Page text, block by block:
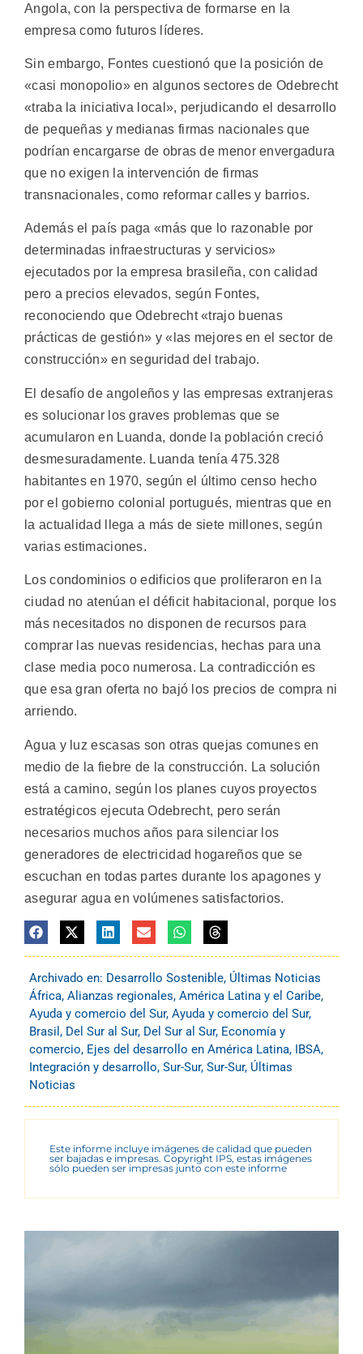
Angola, con la perspectiva de formarse en la
empresa como futuros líderes.
Sin embargo, Fontes cuestionó que la posición de
«casi monopolio» en algunos sectores de Odebrecht
«traba la iniciativa local», perjudicando el desarrollo
de pequeñas y medianas firmas nacionales que
podrían encargarse de obras de menor envergadura
que no exigen la intervención de firmas
transnacionales, como reformar calles y barrios.
Además el país paga «más que lo razonable por
determinadas infraestructuras y servicios»
ejecutados por la empresa brasileña, con calidad
pero a precios elevados, según Fontes,
reconociendo que Odebrecht «trajo buenas
prácticas de gestión» y «las mejores en el sector de
construcción» en seguridad del trabajo.
El desafío de angoleños y las empresas extranjeras
es solucionar los graves problemas que se
acumularon en Luanda, donde la población creció
desmesuradamente. Luanda tenía 475.328
habitantes en 1970, según el último censo hecho
por el gobierno colonial portugués, mientras que en
la actualidad llega a más de siete millones, según
varias estimaciones.
Los condominios o edificios que proliferaron en la
ciudad no atenúan el déficit habitacional, porque los
más necesitados no disponen de recursos para
comprar las nuevas residencias, hechas para una
clase media poco numerosa. La contradicción es
que esa gran oferta no bajó los precios de compra ni
arriendo.
Agua y luz escasas son otras quejas comunes en
medio de la fiebre de la construcción. La solución
está a camino, según los planes cuyos proyectos
estratégicos ejecuta Odebrecht, pero serán
necesarios muchos años para silenciar los
generadores de electricidad hogareños que se
escuchan en todas partes durante los apagones y
asegurar agua en volúmenes satisfactorios.
Archivado en: Desarrollo Sostenible, Últimas Noticias
África, Alianzas regionales, América Latina y el Caribe,
Ayuda y comercio del Sur, Ayuda y comercio del Sur,
Brasil , Del Sur al Sur, Del Sur al Sur, Economía y
comercio, Ejes del desarrollo en América Latina, IBSA,
Integración y desarrollo, Sur-Sur, Sur-Sur, Últimas
Noticias
Este informe incluye imágenes de calidad que pueden
ser bajadas e impresas. Copyright IPS, estas imágenes
sólo pueden ser impresas junto con este informe